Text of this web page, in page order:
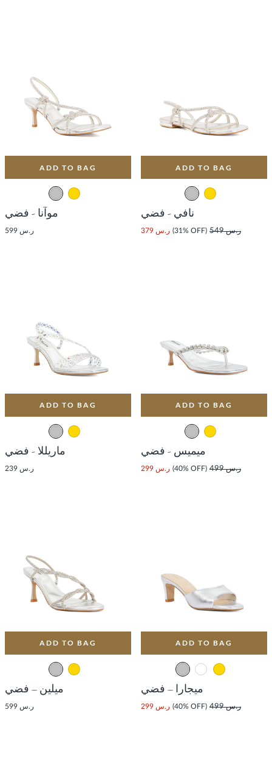
ADD TO BAG
موآنا - فضي
ر.س 599
ADD TO BAG
نافي - فضي
ر.س 379 (31% OFF) ر.س 549
ADD TO BAG
ماريللا - فضي
ر.س 239
ADD TO BAG
ميميس - فضي
ر.س 299 (40% OFF) ر.س 499
ADD TO BAG
ميلين – فضي
ر.س 599
ADD TO BAG
ميجارا – فضي
ر.س 299 (40% OFF) ر.س 499